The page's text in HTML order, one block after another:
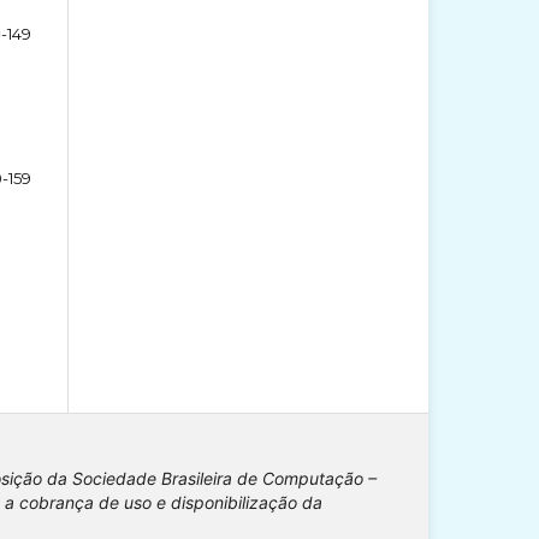
149
159
da Sociedade Brasileira de Computação –
cobrança de uso e disponibilização da